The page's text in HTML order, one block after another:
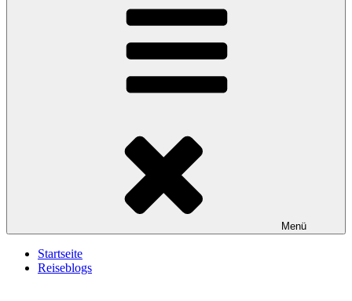
Menü
Startseite
Reiseblogs